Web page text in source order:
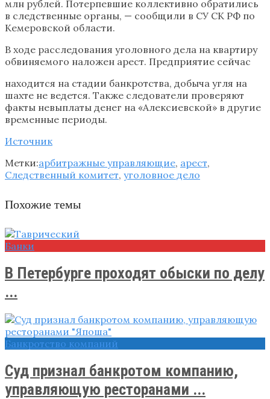
млн рублей. Потерпевшие коллективно обратились
в следственные органы, — сообщили в СУ СК РФ по
Кемеровской области.
В ходе расследования уголовного дела на квартиру
обвиняемого наложен арест. Предприятие сейчас
находится на стадии банкротства, добыча угля на
шахте не ведется. Также следователи проверяют
факты невыплаты денег на «Алексиевской» в другие
временные периоды.
Источник
Метки:арбитражные управляющие, арест,
Следственный комитет, уголовное дело
Похожие темы
Банки
В Петербурге проходят обыски по делу
...
Банкротство компаний
Суд признал банкротом компанию,
управляющую ресторанами ...